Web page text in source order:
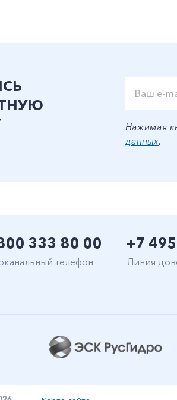
Ваш e-
Нажимая
данных.
333 80 00
телефон
+7
Линия